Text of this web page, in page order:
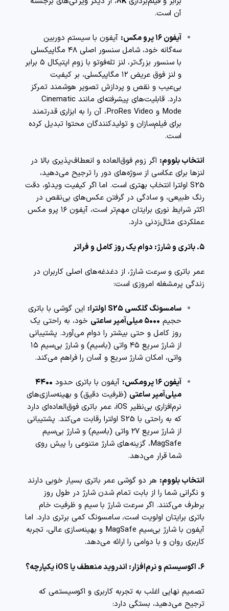
آن است.
آیفون ۱۶ پرو مکس:
آیفون با سیستم دوربین
سه‌گانه خود، شامل سنسور اصلی ۴۸ مگاپیکسلی
با سنسور بزرگ‌تر، لنز تله‌فوتو با زوم اپتیکال ۵ برابر
و لنز فوق عریض ۱۲ مگاپیکسلی، بر کیفیت
بی‌عیب و نقص و پردازش تصویر هوشمند تمرکز
دارد. قابلیت‌های پیشرفته‌ای مانند Cinematic
Mode و ProRes Video، آن را به ابزاری قدرتمند
برای فیلم‌سازان و تولیدکنندگان محتوا تبدیل کرده
است.
انتخاب بلووم: اگر زوم فوق‌العاده و انعطاف‌پذیری بالا در
لنزها برای عکاسی از سوژه‌های دور را ترجیح می‌دهید،
S25 اولترا انتخاب بهتری است. اما اگر کیفیت ویدئو، دقت
رنگ طبیعی، و سادگی در گرفتن عکس‌های بی‌نقص در
اکثر شرایط نوری برایتان مهم‌تر است، آیفون ۱۶ پرو مکس
عملکردی مثال‌زدنی دارد.
۵. باتری و شارژ: دوام یک روز کامل و فراتر
عمر باتری و سرعت شارژ، از دغدغه‌های اصلی کاربران در
زندگی پرمشغله امروزی است:
سامسونگ گلکسی S25 اولترا:
این گوشی با باتری
حجیم ۵۰۰۰ میلی‌آمپر ساعتی
خود، به راحتی یک
روز کامل و حتی بیشتر را دوام می‌آورد. پشتیبانی
از شارژ سریع ۴۵ واتی (باسیم) و شارژ بی‌سیم ۱۵
واتی، امکان شارژ سریع و آسان را فراهم می‌کند.
آیفون ۱۶ پرومکس: آیفون با باتری حدود ۴۴۰۰
میلی‌آمپر ساعتی (ظرفیت دقیق) و بهینه‌سازی‌های
نرم‌افزاری بی‌نظیر iOS، عمر باتری فوق‌العاده‌ای دارد
که به راحتی با S25 اولترا رقابت می‌کند. پشتیبانی
از شارژ سریع ۲۷ واتی (باسیم) و شارژ بی‌سیم
MagSafe، گزینه‌های شارژ متنوعی را پیش روی
شما قرار می‌دهد.
انتخاب بلووم: هر دو گوشی عمر باتری بسیار خوبی دارند
و نگرانی شما را از بابت تمام شدن شارژ در طول روز
برطرف می‌کنند. اگر سرعت شارژ با سیم و ظرفیت خام
باتری برایتان اولویت است، سامسونگ کمی برتری دارد. اما
آیفون با شارژ بی‌سیم MagSafe و بهینه‌سازی عالی، تجربه
کاربری روان و با دوامی را ارائه می‌دهد.
۶. اکوسیستم و نرم‌افزار: اندروید منعطف یا iOS یکپارچه؟
تصمیم نهایی اغلب به تجربه کاربری و اکوسیستمی که
ترجیح می‌دهید، بستگی دارد: